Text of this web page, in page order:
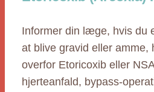
Informer din læge, hvis du
at blive gravid eller amme,
overfor Etoricoxib eller
hjerteanfald, bypass-